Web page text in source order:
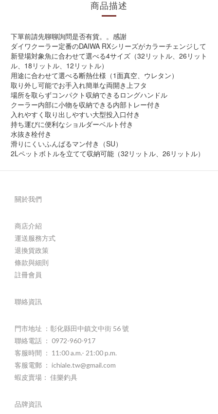
商品描述
下單前請先聊聊詢問是否有貨。。感謝
ダイワクーラー定番のDAIWA RXシリーズがカラーチェンジして
新登場対象魚に合わせて選べる4サイズ（32リットル、26リット
ル、18リットル、12リットル）
用途に合わせて選べる断熱仕様（1面真空、ウレタン）
取り外し可能でお手入れ簡単な両開き上フタ
場所を取らずコンパクト収納できるロングハンドル
クーラー内部に小物を収納できる内部トレー付き
入れやすく取り出しやすい大型投入口付き
持ち運びに便利なショルダーベルト付き
水抜き栓付き
滑りにくいふんばるマン付き（SU）
2Lペットボトルを立てて収納可能（32リットル、26リットル）
關於我們
商店介紹
運送服務方式
退換貨政策
條款與細則
註冊會員
聯絡資訊
門市地址 ：彰化縣田中鎮文中街 56 號
聯絡電話 ： 0972-960-917
客服時間 ： 11:00 a.m.- 21:00 p.m.
客服電郵 ： ichiale.tw@gmail.com
蝦皮賣場： 佳樂釣具
品牌資訊